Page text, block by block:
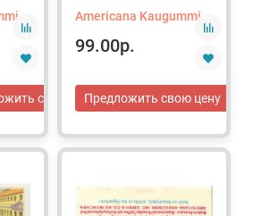
свою цену
Americana Kaugummi
99.00р.
Предложить свою цену